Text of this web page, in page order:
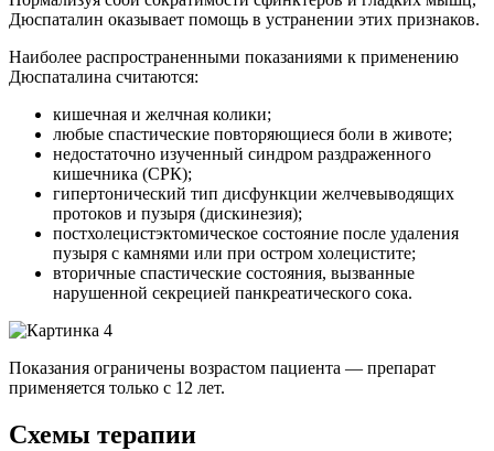
Дюспаталин оказывает помощь в устранении этих признаков.
Наиболее распространенными показаниями к применению
Дюспаталина считаются:
кишечная и желчная колики;
любые спастические повторяющиеся боли в животе;
недостаточно изученный синдром раздраженного
кишечника (CРК);
гипертонический тип дисфункции желчевыводящих
протоков и пузыря (дискинезия);
постхолецистэктомическое состояние после удаления
пузыря с камнями или при остром холецистите;
вторичные спастические состояния, вызванные
нарушенной секрецией панкреатического сока.
Показания ограничены возрастом пациента — препарат
применяется только с 12 лет.
Схемы терапии